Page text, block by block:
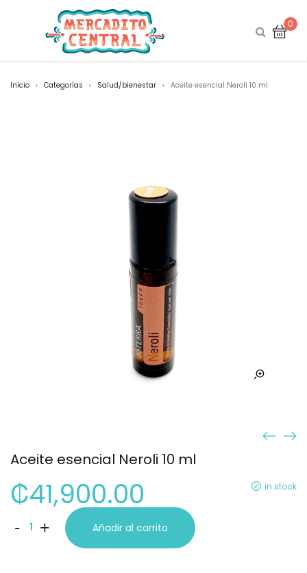
0
Inicio > Categorías > Salud/bienestar > Aceite esencial Neroli 10 ml
Aceite esencial Neroli 10 ml
in stock
₡41,900.00
-
esencial
+ Añadir al carrito